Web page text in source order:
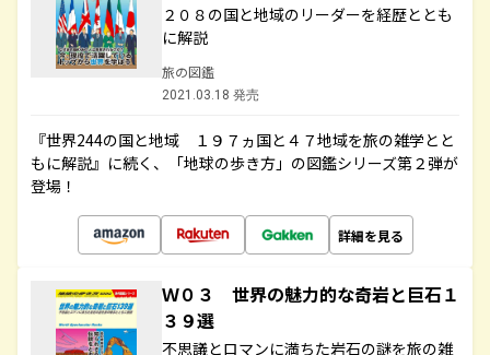
２０８の国と地域のリーダーを経歴ととも
に解説
旅の図鑑
2021.03.18 発売
『世界244の国と地域 １９７ヵ国と４７地域を旅の雑学とと
もに解説』に続く、「地球の歩き方」の図鑑シリーズ第２弾が
登場！
詳細を見る
Ｗ０３ 世界の魅力的な奇岩と巨石１
３９選
不思議とロマンに満ちた岩石の謎を旅の雑